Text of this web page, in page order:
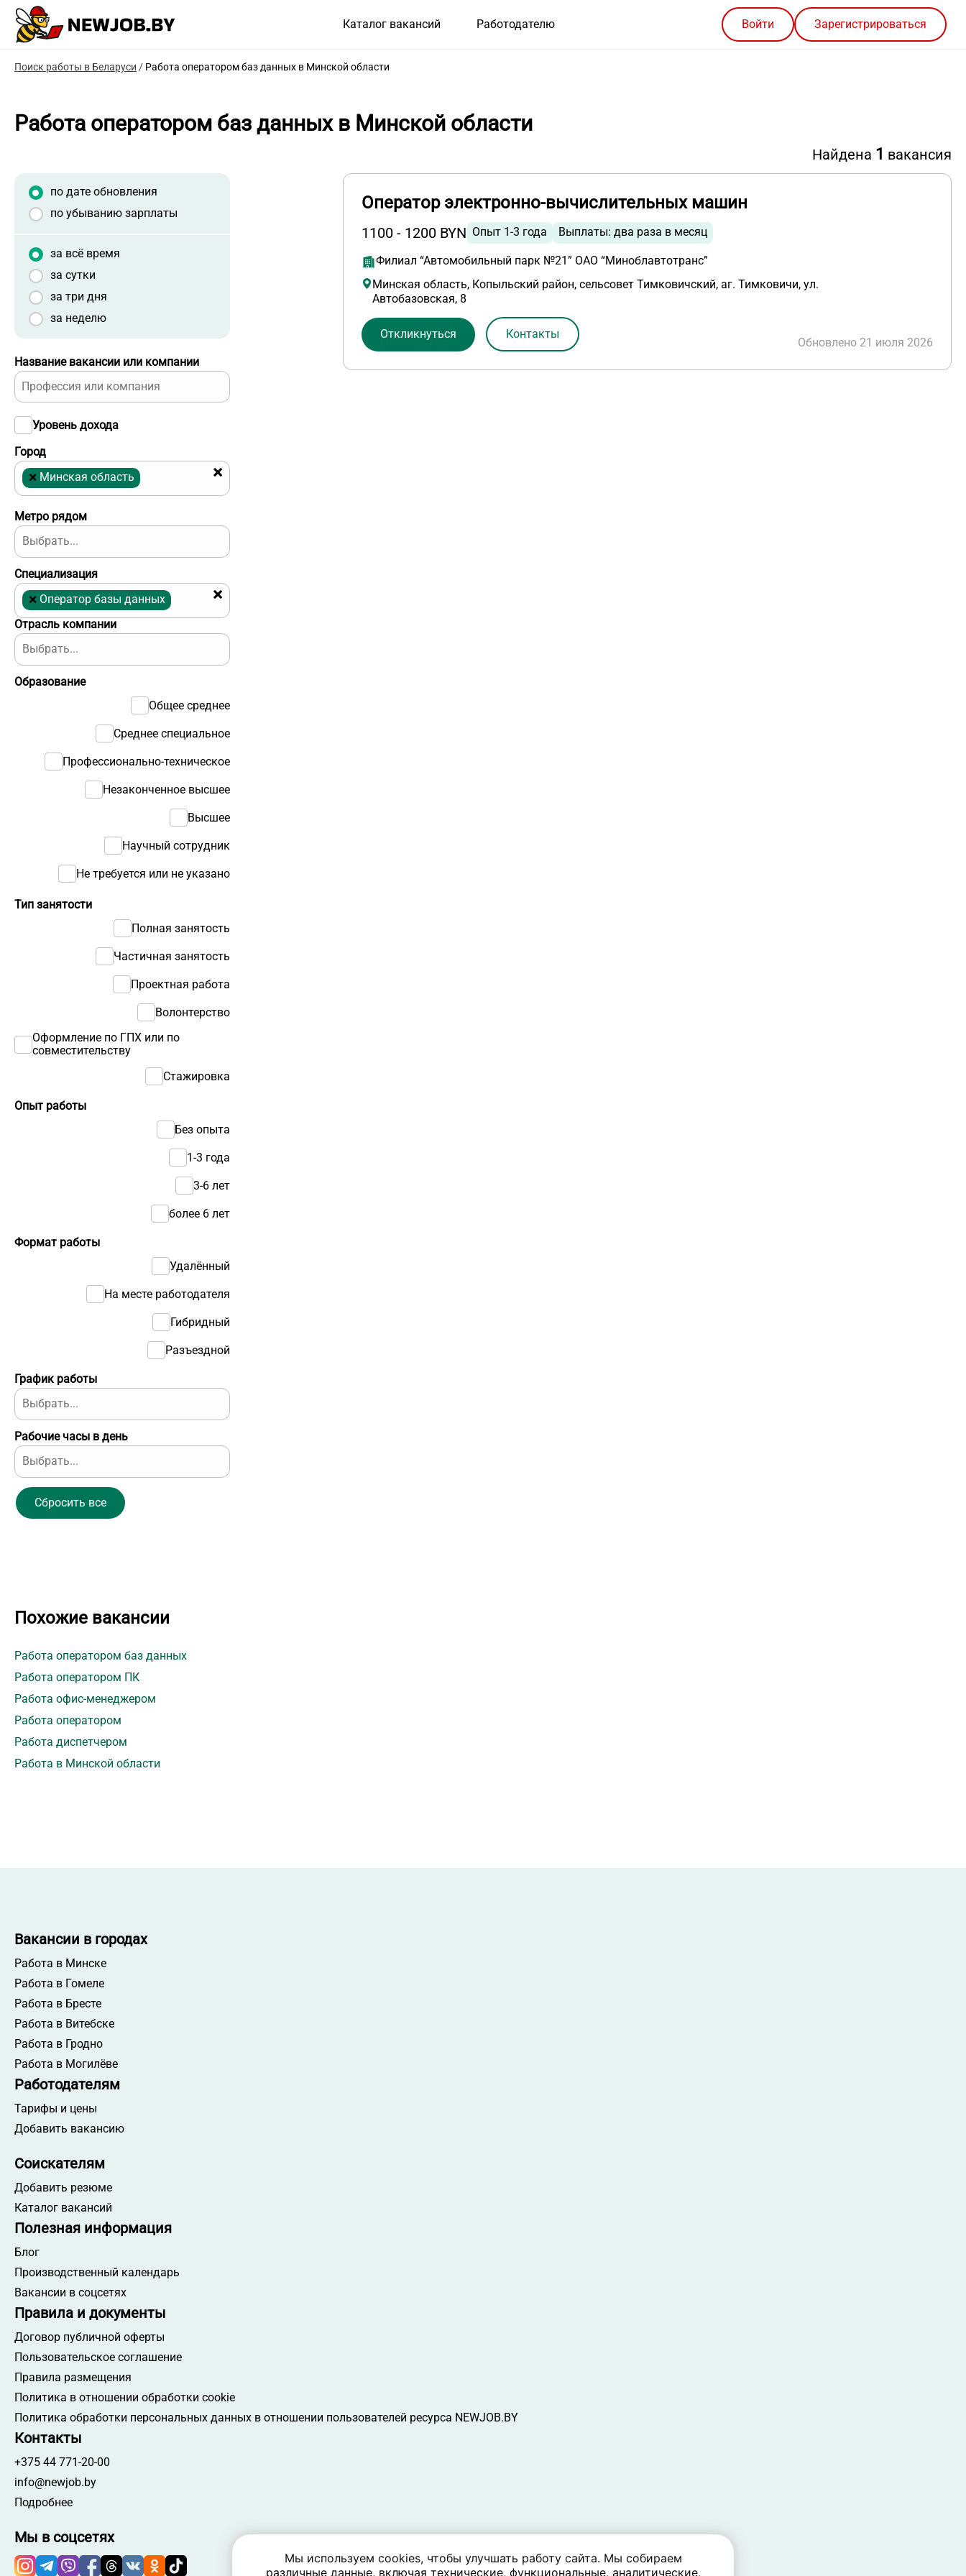
Каталог вакансий Работодателю Войти Зарегистрироваться
Поиск работы в Беларуси / Работа оператором баз данных в Минской области
Работа оператором баз данных в Минской области
Отрасль компании
Название вакансии или компании
Тип занятости
Полная занятость
Частичная занятость
Проектная работа
Волонтерство
Оформление по ГПХ или по
совместительству
Стажировка
Город
×
× Минская область
Уровень дохода
Образование
Общее среднее
Среднее специальное
Профессионально-техническое
Незаконченное высшее
Высшее
Научный сотрудник
Не требуется или не указано
Опыт работы
Без опыта
1-3 года
3-6 лет
более 6 лет
График работы
Рабочие часы в день
Формат работы
Удалённый
На месте работодателя
Гибридный
Разъездной
Сбросить все
Метро рядом
по дате обновления
по убыванию зарплаты
за всё время
за сутки
за три дня
за неделю
Специализация
×
× Оператор базы данных
Найдена 1 вакансия
Оператор электронно-вычислительных машин
1100 - 1200 BYN Опыт 1-3 года Выплаты: два раза в месяц
Филиал “Автомобильный парк №21” ОАО “Миноблавтотранс”
Минская область, Копыльский район, сельсовет Тимковичский, аг. Тимковичи, ул.
Автобазовская, 8
Обновлено 21 июля 2026
Откликнуться Контакты
Похожие вакансии
Работа оператором баз данных
Работа оператором ПК
Работа офис-менеджером
Работа оператором
Работа диспетчером
Работа в Минской области
Вакансии в городах
Работа в Минске
Работа в Гомеле
Работа в Бресте
Работа в Витебске
Работа в Гродно
Работа в Могилёве
Работодателям
Тарифы и цены
Добавить вакансию
Соискателям
Добавить резюме
Каталог вакансий
Полезная информация
Блог
Производственный календарь
Вакансии в соцсетях
Правила и документы
Договор публичной оферты
Пользовательское соглашение
Правила размещения
Политика в отношении обработки cookie
Политика обработки персональных данных в отношении пользователей ресурса NEWJOB.BY
Контакты
+375 44 771-20-00
info@newjob.by
Подробнее
Мы в соцсетях
Мы используем cookies, чтобы улучшать работу сайта. Мы собираем
различные данные, включая технические, функциональные, аналитические,